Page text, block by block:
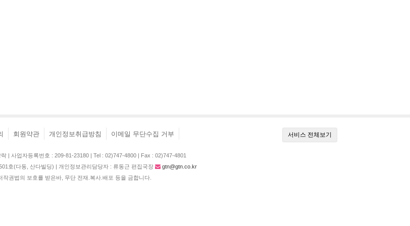
서비스 전체보기
회원약관 개인정보취급방침 이메일 무단수집 거부
| 사업자등록번호 : 209-81-23180 | Tel : 02)747-4800 | Fax : 02)747-4801
호(다동, 산다빌딩) | 개인정보관리담당자 : 류동근 편집국장
gtn@gtn.co.kr
권법의 보호를 받은바, 무단 전재.복사.배포 등을 금합니다.